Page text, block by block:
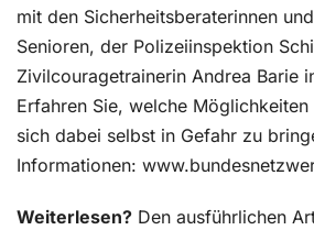
mit den Sicherheitsberaterinnen
Senioren, der Polizeiinspektion
Zivilcouragetrainerin Andrea Barie
Erfahren Sie, welche Möglichkeiten
sich dabei selbst in Gefahr zu
Informationen:
Weiterlesen? Den ausführlichen